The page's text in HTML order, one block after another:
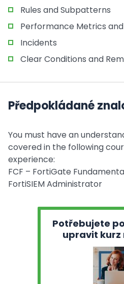
Rules and Subpatterns
Performance Metrics and
Incidents
Clear Conditions and
Předpokládané
You must have an
covered in the following
experience:
FCF – FortiGate
FortiSIEM Administrator
Potřebujete
upravit kurz